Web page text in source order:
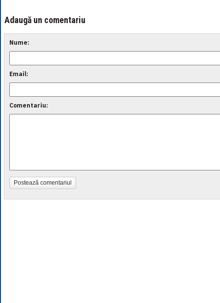
Adaugă un comentariu
Nume:
Email:
Comentariu:
Postează comentariul